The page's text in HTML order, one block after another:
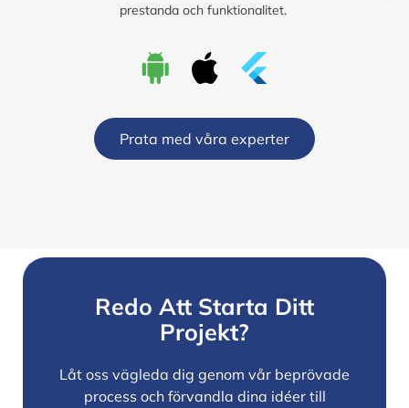
prestanda och funktionalitet.
Prata med våra experter
Redo Att Starta Ditt
Projekt?
Låt oss vägleda dig genom vår beprövade
process och förvandla dina idéer till